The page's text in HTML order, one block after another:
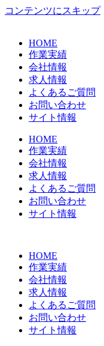
コンテンツにスキップ
HOME
作業実績
会社情報
求人情報
よくあるご質問
お問い合わせ
サイト情報
HOME
作業実績
会社情報
求人情報
よくあるご質問
お問い合わせ
サイト情報
HOME
作業実績
会社情報
求人情報
よくあるご質問
お問い合わせ
サイト情報